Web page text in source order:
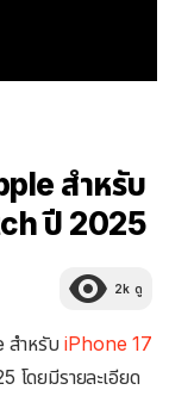
สำหรับ
ปี 2025
2k ดู
สำหรับiPhone 17
โดยมีรายละเอียด